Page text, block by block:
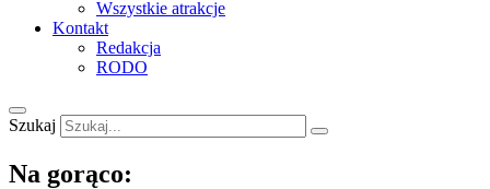
Wszystkie atrakcje
Kontakt
Redakcja
RODO
Szukaj
Na gorąco: